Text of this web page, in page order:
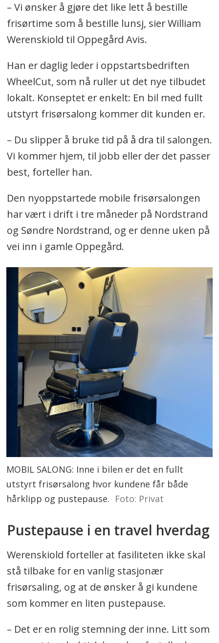
– Vi ønsker å gjøre det like lett å bestille
frisørtime som å bestille lunsj, sier William
Werenskiold til Oppegård Avis.
Han er daglig leder i oppstartsbedriften
WheelCut, som nå ruller ut det nye tilbudet
lokalt. Konseptet er enkelt: En bil med fullt
utstyrt frisørsalong kommer dit kunden er.
– Du slipper å bruke tid på å dra til salongen.
Vi kommer hjem, til jobb eller der det passer
best, forteller han.
Den nyoppstartede mobile frisørsalongen
har vært i drift i tre måneder på Nordstrand
og Søndre Nordstrand, og er denne uken på
vei inn i gamle Oppegård.
MOBIL SALONG: Inne i bilen er det en fullt
utstyrt frisørsalong hvor kundene får både
hårklipp og pustepause. Foto: Privat
Pustepause i en travel hverdag
Werenskiold forteller at fasiliteten ikke skal
stå tilbake for en vanlig stasjonær
frisørsaling, og at de ønsker å gi kundene
som kommer en liten pustepause.
– Det er en rolig stemning der inne. Litt som